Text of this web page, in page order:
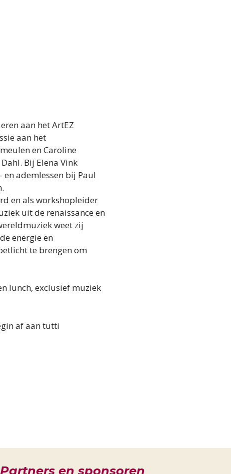
aan het ArtEZ
aan het
en Caroline
Bij Elena Vink
ademlessen bij Paul
en als workshopleider
uit de renaissance en
weet zij
energie en
te brengen om
lunch, exclusief muziek
af aan tutti
Partners en sponsoren